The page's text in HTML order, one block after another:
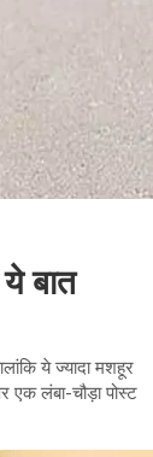
बात
ये ज्यादा मशहूर
एक लंबा-चौड़ा पोस्ट